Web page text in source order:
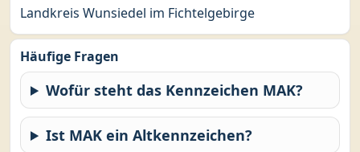
Landkreis Wunsiedel im Fichtelgebirge
Häufige Fragen
Wofür steht das Kennzeichen MAK?
Ist MAK ein Altkennzeichen?